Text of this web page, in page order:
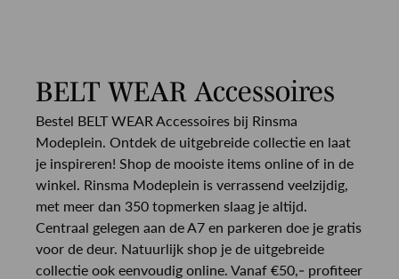
BELT WEAR Accessoires
Bestel BELT WEAR Accessoires bij Rinsma
Modeplein. Ontdek de uitgebreide collectie en laat
je inspireren! Shop de mooiste items online of in de
winkel. Rinsma Modeplein is verrassend veelzijdig,
met meer dan 350 topmerken slaag je altijd.
Centraal gelegen aan de A7 en parkeren doe je gratis
voor de deur. Natuurlijk shop je de uitgebreide
collectie ook eenvoudig online. Vanaf €50,- profiteer